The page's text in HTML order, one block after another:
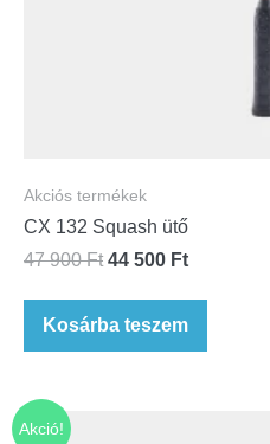
Akciós termékek
CX 132 Squash ütő
47 900Ft 44 500 Ft
Kosárba teszem
Akció!